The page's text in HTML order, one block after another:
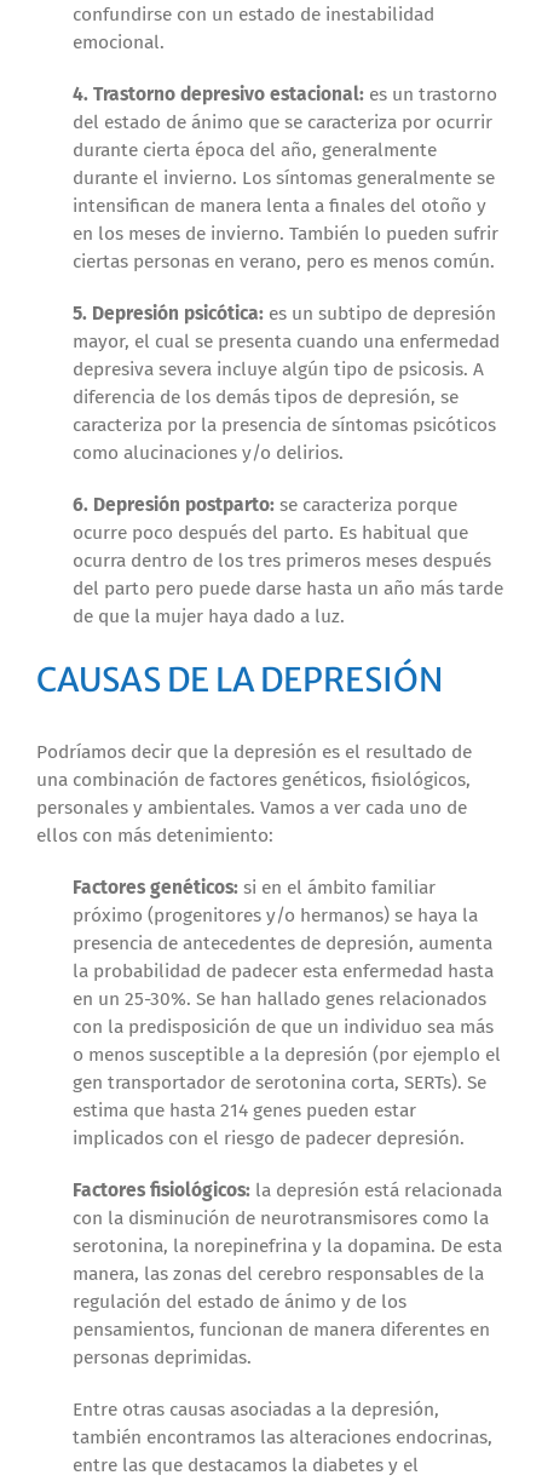
confundirse con un estado de inestabilidad
emocional.
4. Trastorno depresivo estacional: es un trastorno
del estado de ánimo que se caracteriza por ocurrir
durante cierta época del año, generalmente
durante el invierno. Los síntomas generalmente se
intensifican de manera lenta a finales del otoño y
en los meses de invierno. También lo pueden sufrir
ciertas personas en verano, pero es menos común.
5. Depresión psicótica: es un subtipo de depresión
mayor, el cual se presenta cuando una enfermedad
depresiva severa incluye algún tipo de psicosis. A
diferencia de los demás tipos de depresión, se
caracteriza por la presencia de síntomas psicóticos
como alucinaciones y/o delirios.
6. Depresión postparto: se caracteriza porque
ocurre poco después del parto. Es habitual que
ocurra dentro de los tres primeros meses después
del parto pero puede darse hasta un año más tarde
de que la mujer haya dado a luz.
CAUSAS DE LA DEPRESIÓN
Podríamos decir que la depresión es el resultado de
una combinación de factores genéticos, fisiológicos,
personales y ambientales. Vamos a ver cada uno de
ellos con más detenimiento:
Factores genéticos: si en el ámbito familiar
próximo (progenitores y/o hermanos) se haya la
presencia de antecedentes de depresión, aumenta
la probabilidad de padecer esta enfermedad hasta
en un 25-30%. Se han hallado genes relacionados
con la predisposición de que un individuo sea más
o menos susceptible a la depresión (por ejemplo el
gen transportador de serotonina corta, SERTs). Se
estima que hasta 214 genes pueden estar
implicados con el riesgo de padecer depresión.
Factores fisiológicos: la depresión está relacionada
con la disminución de neurotransmisores como la
serotonina, la norepinefrina y la dopamina. De esta
manera, las zonas del cerebro responsables de la
regulación del estado de ánimo y de los
pensamientos, funcionan de manera diferentes en
personas deprimidas.
Entre otras causas asociadas a la depresión,
también encontramos las alteraciones endocrinas,
entre las que destacamos la diabetes y el